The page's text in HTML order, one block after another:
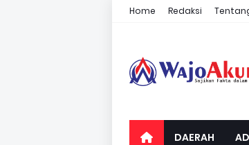
Home Redaksi
DAERAH